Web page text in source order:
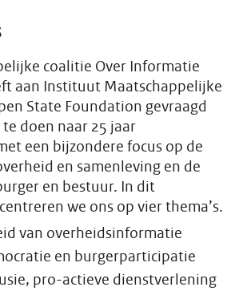
coalitie Over Informatie
aan Instituut Maatschappelijke
State Foundation gevraagd
doen naar 25 jaar
een bijzondere focus op de
en samenleving en de
en bestuur. In dit
we ons op vier thema’s.
van overheidsinformatie
en burgerparticipatie
pro-actieve dienstverlening